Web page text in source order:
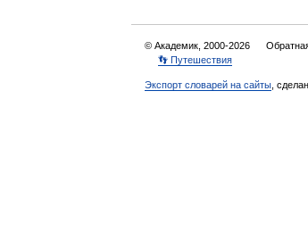
© Академик, 2000-2026
👣 Путешествия
Экспорт словарей на сайты ,